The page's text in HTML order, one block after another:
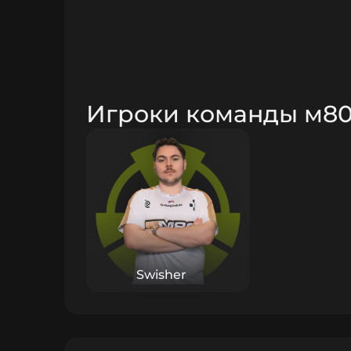
Игроки команды
Swisher